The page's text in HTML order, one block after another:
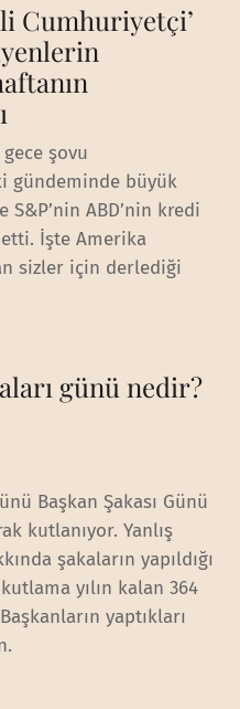
Cumhuriyetçi’
şovu
gündeminde büyük
ABD’nin kredi
İşte Amerika
sizler için derlediği
günü nedir?
Başkan Şakası Günü
kutlanıyor. Yanlış
şakaların yapıldığı
yılın kalan 364
yaptıkları